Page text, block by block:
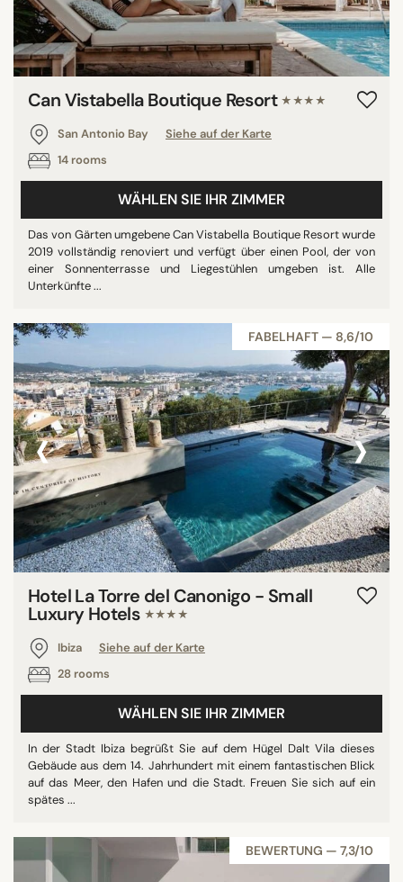
Can Vistabella Boutique Resort ★★★★
San Antonio Bay
Siehe auf der Karte
14 rooms
WÄHLEN SIE IHR ZIMMER
Das von Gärten umgebene Can Vistabella Boutique Resort wurde
2019 vollständig renoviert und verfügt über einen Pool, der von
einer Sonnenterrasse und Liegestühlen umgeben ist. Alle
Unterkünfte ...
FABELHAFT — 8,6/10
‹ ›
Hotel La Torre del Canonigo - Small
Luxury Hotels ★★★★
Ibiza
Siehe auf der Karte
28 rooms
WÄHLEN SIE IHR ZIMMER
In der Stadt Ibiza begrüßt Sie auf dem Hügel Dalt Vila dieses
Gebäude aus dem 14. Jahrhundert mit einem fantastischen Blick
auf das Meer, den Hafen und die Stadt. Freuen Sie sich auf ein
spätes ...
BEWERTUNG — 7,3/10